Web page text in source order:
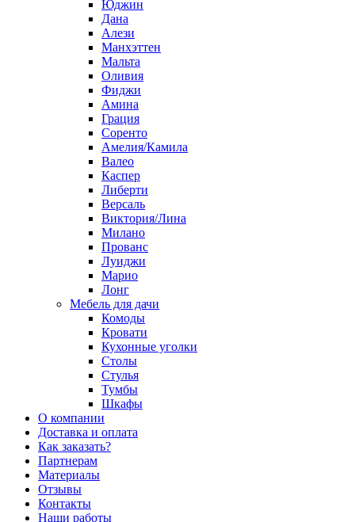
Юджин
Дана
Алези
Манхэттен
Мальта
Оливия
Фиджи
Амина
Грация
Соренто
Амелия/Камила
Валео
Каспер
Либерти
Версаль
Виктория/Лина
Милано
Прованс
Луиджи
Марио
Лонг
Мебель для дачи
Комоды
Кровати
Кухонные уголки
Столы
Стулья
Тумбы
Шкафы
О компании
Доставка и оплата
Как заказать?
Партнерам
Материалы
Отзывы
Контакты
Наши работы